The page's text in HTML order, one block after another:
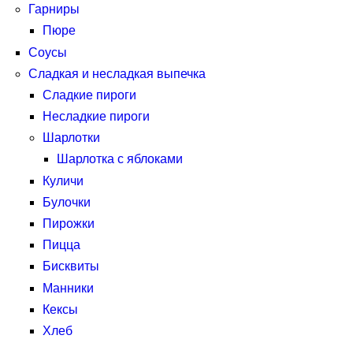
Гарниры
Пюре
Соусы
Сладкая и несладкая выпечка
Сладкие пироги
Несладкие пироги
Шарлотки
Шарлотка с яблоками
Куличи
Булочки
Пирожки
Пицца
Бисквиты
Манники
Кексы
Хлеб